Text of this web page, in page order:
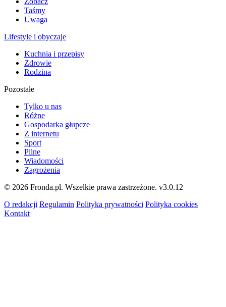
Taśmy
Uwaga
Lifestyle i obyczaje
Kuchnia i przepisy
Zdrowie
Rodzina
Pozostałe
Tylko u nas
Różne
Gospodarka głupcze
Z internetu
Sport
Pilne
Wiadomości
Zagrożenia
© 2026 Fronda.pl. Wszelkie prawa zastrzeżone. v3.0.12
O redakcji Regulamin Polityka prywatności Polityka cookies
Kontakt